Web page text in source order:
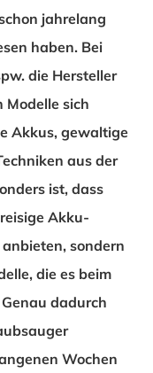
jahrelang
haben. Bei
die Hersteller
Modelle sich
Akkus, gewaltige
aus der
ist, dass
Akku-
sondern
die es beim
dadurch
Wochen